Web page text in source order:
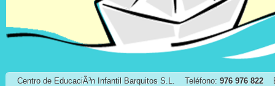
Centro de EducaciÃ³n Infantil Barquitos S.L. Teléfono: 976 976 822